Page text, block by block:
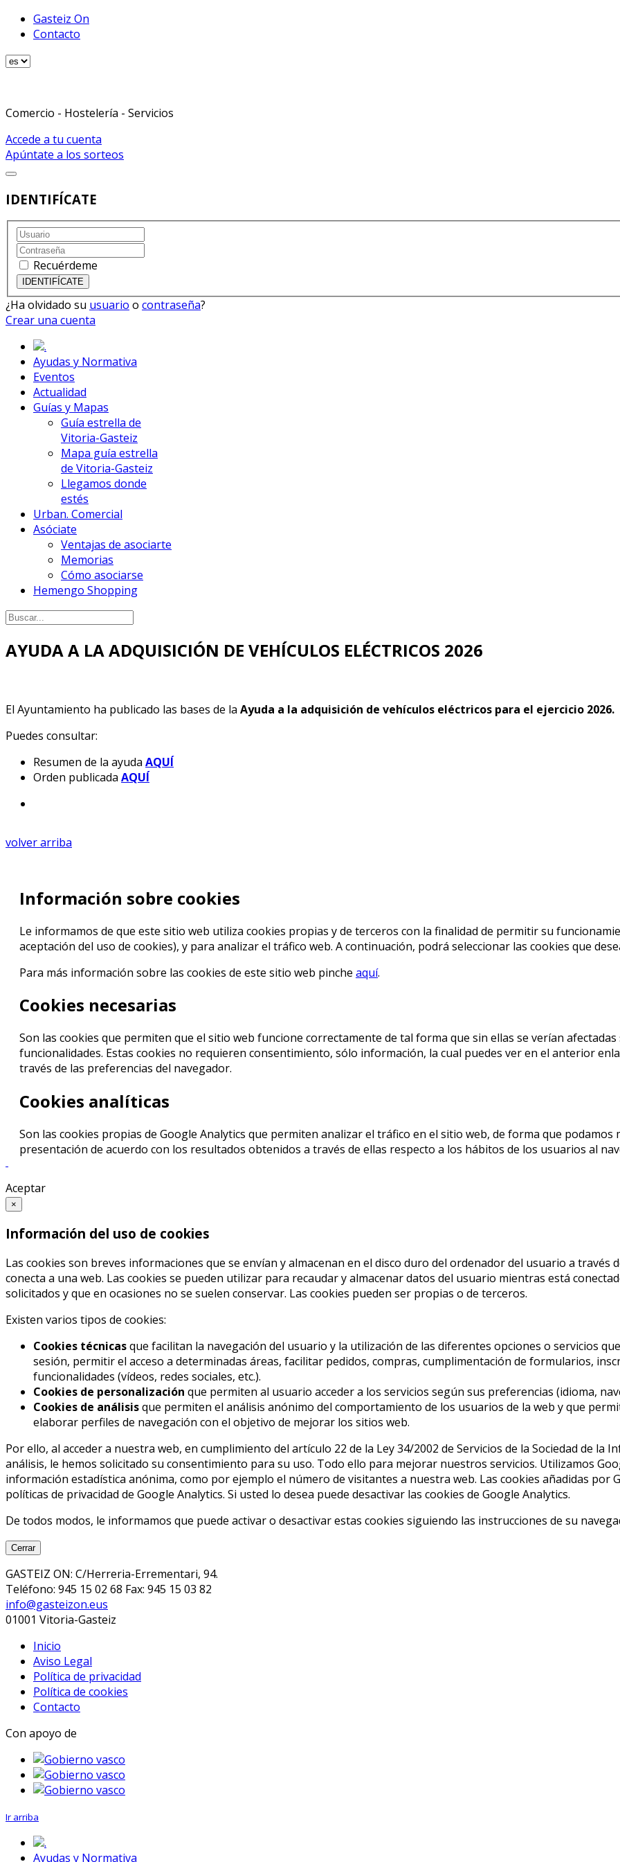
Gasteiz On
Contacto
Comercio - Hostelería - Servicios
Accede a tu cuenta
Apúntate a los sorteos
IDENTIFÍCATE
Recuérdeme
¿Ha olvidado su usuario o contraseña?
Crear una cuenta
.
Ayudas y Normativa
Eventos
Actualidad
Guías y Mapas
Guía estrella de
Vitoria-Gasteiz
Mapa guía estrella
de Vitoria-Gasteiz
Llegamos donde
estés
Urban. Comercial
Asóciate
Ventajas de asociarte
Memorias
Cómo asociarse
Hemengo Shopping
AYUDA A LA ADQUISICIÓN DE VEHÍCULOS ELÉCTRICOS 2026
El Ayuntamiento ha publicado las bases de la Ayuda a la adquisición de vehículos eléctricos para el ejercicio 2026.
Puedes consultar:
Resumen de la ayuda AQUÍ
Orden publicada AQUÍ
volver arriba
Información sobre cookies
Le informamos de que este sitio web utiliza cookies propias y de terceros con la finalidad de permitir su
aceptación del uso de cookies), y para analizar el tráfico web. A continuación, podrá seleccionar las cookies que
Para más información sobre las cookies de este sitio web pinche aquí.
Cookies necesarias
Son las cookies que permiten que el sitio web funcione correctamente de tal forma que sin ellas se verían
funcionalidades. Estas cookies no requieren consentimiento, sólo información, la cual puedes ver en el anterior
través de las preferencias del navegador.
Cookies analíticas
Son las cookies propias de Google Analytics que permiten analizar el tráfico en el sitio web, de forma que podamos
presentación de acuerdo con los resultados obtenidos a través de ellas respecto a los hábitos de los usuarios al
Aceptar
×
Información del uso de cookies
Las cookies son breves informaciones que se envían y almacenan en el disco duro del ordenador del usuario a través
conecta a una web. Las cookies se pueden utilizar para recaudar y almacenar datos del usuario mientras está
solicitados y que en ocasiones no se suelen conservar. Las cookies pueden ser propias o de terceros.
Existen varios tipos de cookies:
Cookies técnicasque facilitan la navegación del usuario y la utilización de las diferentes opciones o servicios
sesión, permitir el acceso a determinadas áreas, facilitar pedidos, compras, cumplimentación de formularios,
funcionalidades (vídeos, redes sociales, etc.).
Cookies de personalización que permiten al usuario acceder a los servicios según sus preferencias (idioma,
Cookies de análisisque permiten el análisis anónimo del comportamiento de los usuarios de la web y que
elaborar perfiles de navegación con el objetivo de mejorar los sitios web.
Por ello, al acceder a nuestra web, en cumplimiento del artículo 22 de la Ley 34/2002 de Servicios de la Sociedad de la
análisis, le hemos solicitado su consentimiento para su uso. Todo ello para mejorar nuestros servicios. Utilizamos
información estadística anónima, como por ejemplo el número de visitantes a nuestra web. Las cookies añadidas por
políticas de privacidad de Google Analytics. Si usted lo desea puede desactivar las cookies de Google Analytics.
De todos modos, le informamos que puede activar o desactivar estas cookies siguiendo las instrucciones de su
Cerrar
GASTEIZ ON: C/Herreria-Errementari, 94.
Teléfono: 945 15 02 68 Fax: 945 15 03 82
info@gasteizon.eus
01001 Vitoria-Gasteiz
Inicio
Aviso Legal
Política de privacidad
Política de cookies
Contacto
Con apoyo de
Ir arriba
.
Ayudas y Normativa